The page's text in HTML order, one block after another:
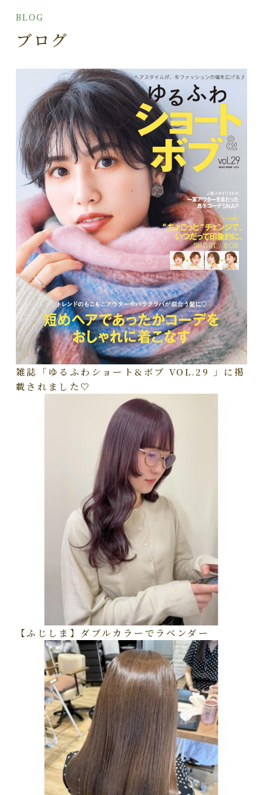
BLOG
ブログ
雑誌「ゆるふわショート&ボブ VOL.29 」に掲
載されました🤍
【ふじしま】ダブルカラーでラベンダー